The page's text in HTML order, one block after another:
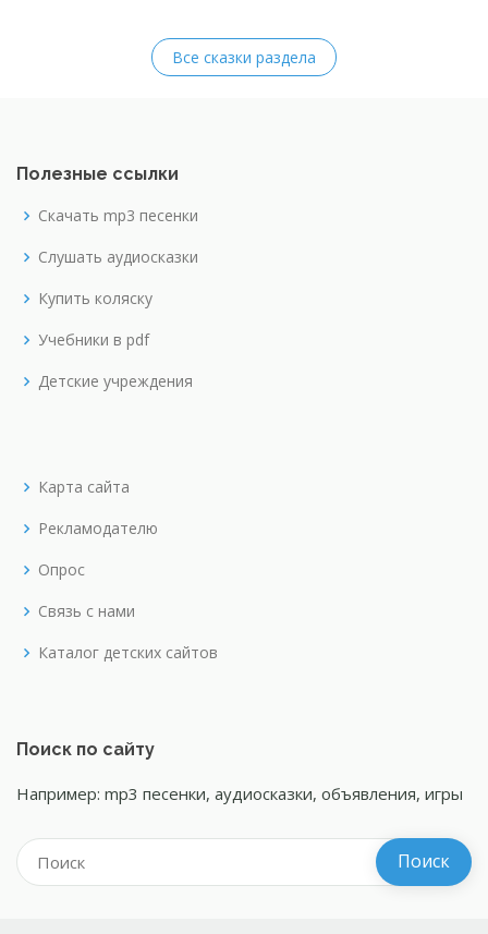
Все сказки раздела
Полезные ссылки
Скачать mp3 песенки
Слушать аудиосказки
Купить коляску
Учебники в pdf
Детские учреждения
Карта сайта
Рекламодателю
Опрос
Связь с нами
Каталог детских сайтов
Поиск по сайту
Например: mp3 песенки, аудиосказки, объявления, игры